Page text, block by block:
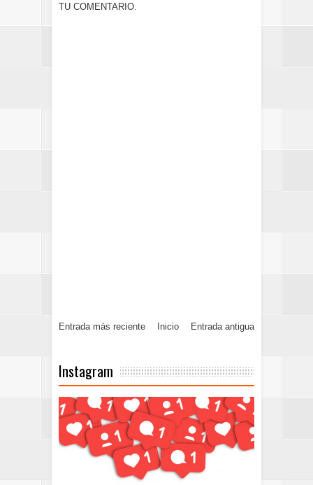
TU COMENTARIO.
Entrada más reciente Entrada antigua
Inicio
Instagram